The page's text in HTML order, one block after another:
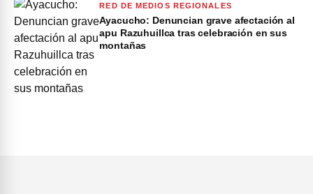
RED DE MEDIOS REGIONALES
Ayacucho: Denuncian grave afectación al
apu Razuhuillca tras celebración en sus
montañas